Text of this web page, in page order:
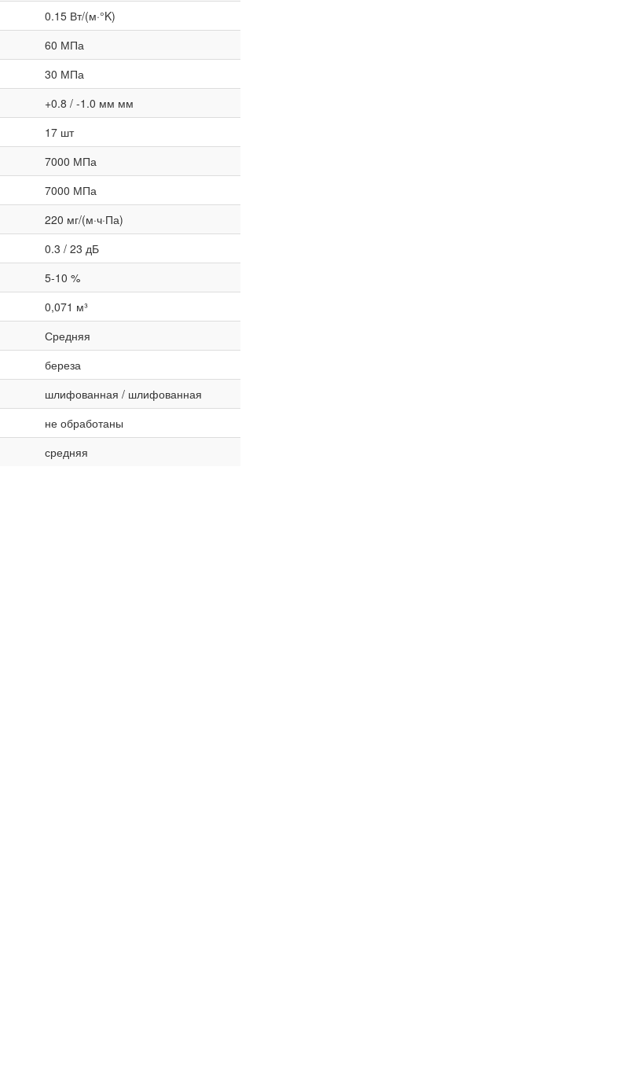
0.15 Вт/(м·°K)
60 МПа
30 МПа
+0.8 / -1.0 мм мм
17 шт
7000 МПа
7000 МПа
220 мг/(м·ч·Па)
0.3 / 23 дБ
5-10 %
0,071 м³
Средняя
береза
шлифованная / шлифованная
не обработаны
средняя